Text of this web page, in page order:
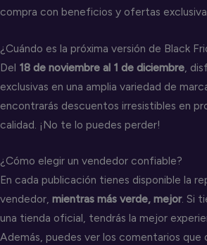
compra con beneficios y ofertas
¿Cuándo es la próxima versión de Black
Del 18 de noviembre al 1 de diciembre ,
exclusivas en una amplia variedad de
encontrarás descuentos irresistibles en
calidad. ¡No te lo puedes perder!
¿Cómo elegir un vendedor confiable?
En cada publicación tienes disponible la
vendedor, mientras más verde, mejor. Si
una tienda oficial, tendrás la mejor
Además, puedes ver los comentarios que